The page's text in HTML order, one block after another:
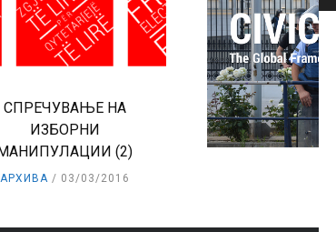
СПРЕЧУВАЊЕ НА
ИЗБОРНИ
(2)
АРХИВА 03/03/2016